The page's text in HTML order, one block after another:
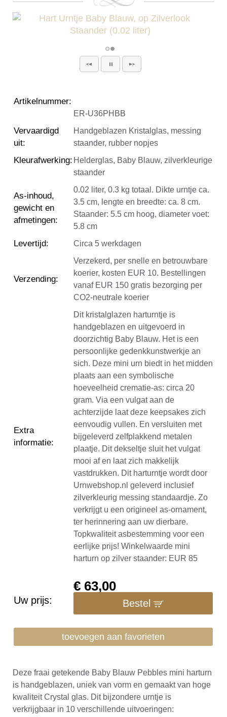
Artikelnummer:
ER-U36PHBB
Vervaardigd
uit:
Handgeblazen Kristalglas, messing
staander, rubber nopjes
Kleurafwerking: Helderglas, Baby Blauw, zilverkleurige
staander
As-inhoud,
gewicht en
afmetingen:
0.02 liter, 0.3 kg totaal. Dikte urntje ca.
3.5 cm, lengte en breedte: ca. 8 cm.
Staander: 5.5 cm hoog, diameter voet:
5.8 cm
Levertijd: Circa 5 werkdagen
Verzending:
Verzekerd, per snelle en betrouwbare
koerier, kosten EUR 10. Bestellingen
vanaf EUR 150 gratis bezorging per
CO2-neutrale koerier
Extra
informatie:
Dit kristalglazen harturntje is
handgeblazen en uitgevoerd in
doorzichtig Baby Blauw. Het is een
persoonlijke gedenkkunstwerkje an
sich. Deze mini urn biedt in het midden
plaats aan een symbolische
hoeveelheid crematie-as: circa 20
gram. Via een vulgat aan de
achterzijde laat deze keepsakes zich
eenvoudig vullen. En versluiten met
bijgeleverd zelfplakkend metalen
plaatje. Dit dekseltje sluit het vulgat
mooi af en laat zich makkelijk
vastdrukken. Dit harturntje wordt door
Urnwebshop.nl geleverd inclusief
zilverkleurig messing standaardje. Zo
verkrijgt u een origineel as-ornament,
ter herinnering aan uw dierbare.
Topkwaliteit asbestemming voor een
eerlijke prijs! Winkelwaarde mini
harturn op zilver staander: EUR 85
Uw prijs:
€ 63,00
Bestel
toevoegen aan favorieten
Deze fraai getekende Baby Blauw Pebbles mini harturn
is handgeblazen, uniek van vorm en gemaakt van hoge
kwaliteit Crystal glas. Dit bijzondere urntje is
verkrijgbaar in 10 verschillende uitvoeringen: